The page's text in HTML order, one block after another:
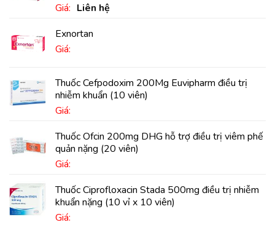
Giá: Liên hệ
Exnortan
Giá:
Thuốc Cefpodoxim 200Mg Euvipharm điều trị
nhiễm khuẩn (10 viên)
Giá:
Thuốc Ofcin 200mg DHG hỗ trợ điều trị viêm phế
quản nặng (20 viên)
Giá:
Thuốc Ciprofloxacin Stada 500mg điều trị nhiễm
khuẩn nặng (10 vỉ x 10 viên)
Giá: